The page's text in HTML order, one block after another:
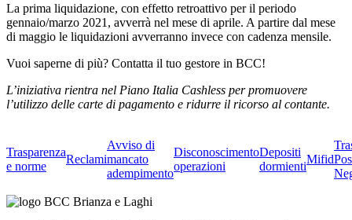
La prima liquidazione, con effetto retroattivo per il periodo
gennaio/marzo 2021, avverrà nel mese di aprile. A partire dal mese
di maggio le liquidazioni avverranno invece con cadenza mensile.
Vuoi saperne di più? Contatta il tuo gestore in BCC!
L’iniziativa rientra nel Piano Italia Cashless per promuovere
l’utilizzo delle carte di pagamento e ridurre il ricorso al contante.
Trasparenza
e norme
Reclami
Avviso di
mancato
adempimento
Disconoscimento
operazioni
Depositi
dormienti
Mifid